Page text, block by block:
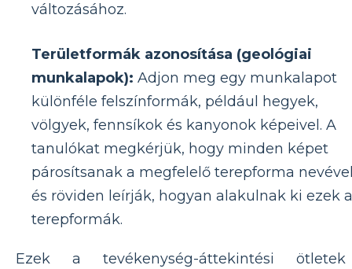
változásához.
Területformák azonosítása (geológiai
munkalapok): Adjon meg egy munkalapot
különféle felszínformák, például hegyek,
völgyek, fennsíkok és kanyonok képeivel. A
tanulókat megkérjük, hogy minden képet
párosítsanak a megfelelő terepforma
és röviden leírják, hogyan alakulnak ki ezek a
terepformák.
Ezek a tevékenység-áttekintési ötletek